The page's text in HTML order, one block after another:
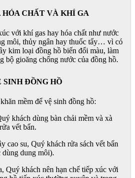
HÓA CHẤT VÀ KHÍ GA
với khí gas hay hóa chất như nước
môi, thủy ngân hay thuốc tẩy… vì có
kim loại đồng hồ biến đổi màu, làm
bộ gioăng chống nước của đồng hồ.
SINH ĐỒNG HỒ
mềm để vệ sinh đồng hồ:
khách dùng bàn chải mềm và xà
vết bẩn.
cao su, Quý khách rửa sách vết bẩn
dung môi).
Quý khách nên hạn chế tiếp xúc với